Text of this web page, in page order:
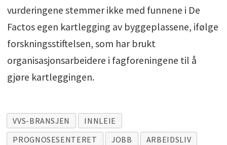
vurderingene stemmer ikke med funnene i De
Factos egen kartlegging av byggeplassene, ifølge
forskningsstiftelsen, som har brukt
organisasjonsarbeidere i fagforeningene til å
gjøre kartleggingen.
VVS-BRANSJEN
INNLEIE
PROGNOSESENTERET
JOBB ARBEIDSLIV